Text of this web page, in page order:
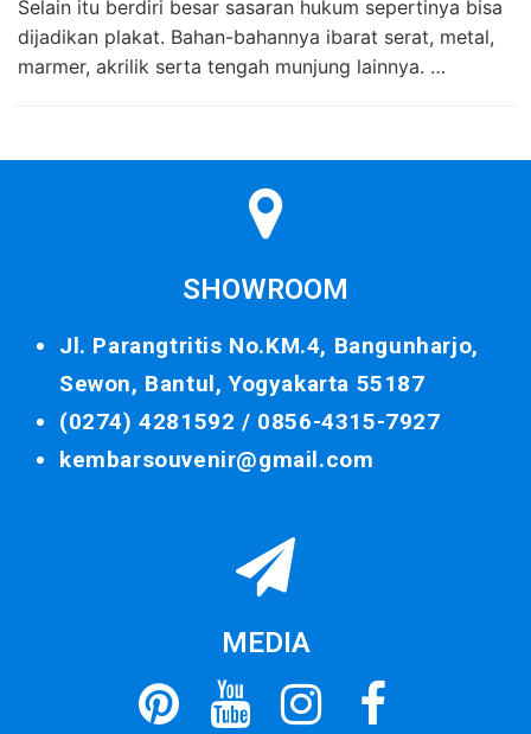
Selain itu berdiri besar sasaran hukum sepertinya bisa
dijadikan plakat. Bahan-bahannya ibarat serat, metal,
marmer, akrilik serta tengah munjung lainnya. …
SHOWROOM
Jl. Parangtritis No.KM.4, Bangunharjo,
Sewon, Bantul, Yogyakarta 55187
(0274) 4281592 / 0856-4315-7927
kembarsouvenir@gmail.com
MEDIA